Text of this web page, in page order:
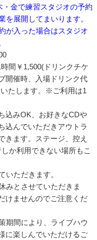
・金で練習スタジオの予約
を展開してまいります。
が入った場合はスタジオ
間￥1,500(ドリンクチケ
開催時、入場ドリンク代
たします。※ご利用は1
込みOK、お好きなCDや
込んでいただきアウトラ
きます。ステージ、控え
か利用できない場所もこ
ただきます。
みとさせていただきま
けませんのでご注意くだ
期間により、ライブハウ
に楽しんでいただけるご